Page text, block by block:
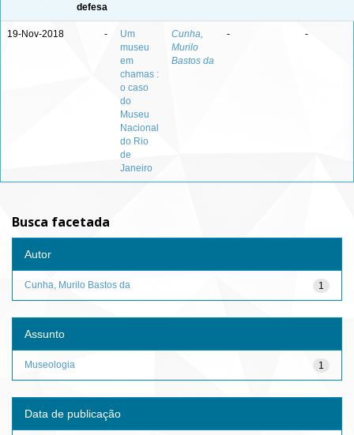
defesa
19-Nov-2018 -
Um
museu
em
chamas :
o caso
do
Museu
Nacional
do Rio
de
Janeiro
Cunha,
Murilo
Bastos da
- -
Busca facetada
Autor
1
Cunha, Murilo Bastos da
Assunto
1
Museologia
Data de publicação